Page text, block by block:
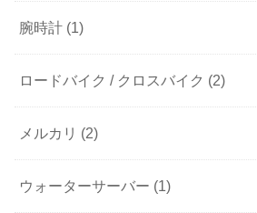
腕時計 (1)
ロードバイク / クロスバイク (2)
メルカリ (2)
ウォーターサーバー (1)